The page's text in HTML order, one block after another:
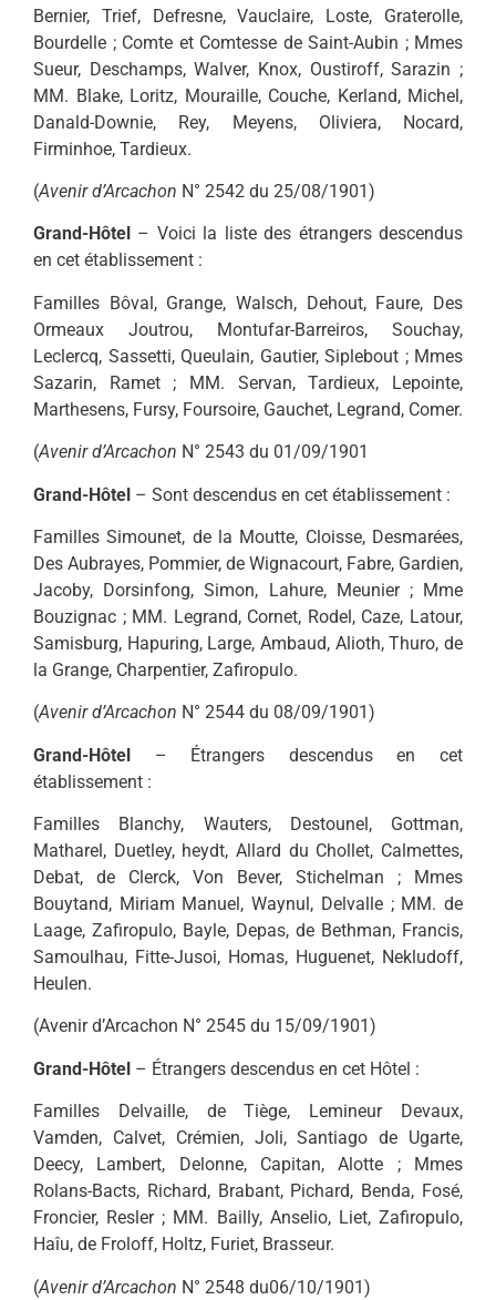
Bernier, Trief, Defresne, Vauclaire, Loste, Graterolle,
Bourdelle ; Comte et Comtesse de Saint-Aubin ; Mmes
Sueur, Deschamps, Walver, Knox, Oustiroff, Sarazin ;
MM. Blake, Loritz, Mouraille, Couche, Kerland, Michel,
Danald-Downie, Rey, Meyens, Oliviera, Nocard,
Firminhoe, Tardieux.
(Avenir d’Arcachon N° 2542 du 25/08/1901)
Grand-Hôtel – Voici la liste des étrangers descendus
en cet établissement :
Familles Bôval, Grange, Walsch, Dehout, Faure, Des
Ormeaux Joutrou, Montufar-Barreiros, Souchay,
Leclercq, Sassetti, Queulain, Gautier, Siplebout ; Mmes
Sazarin, Ramet ; MM. Servan, Tardieux, Lepointe,
Marthesens, Fursy, Foursoire, Gauchet, Legrand, Comer.
(Avenir d’Arcachon N° 2543 du 01/09/1901
Grand-Hôtel – Sont descendus en cet établissement :
Familles Simounet, de la Moutte, Cloisse, Desmarées,
Des Aubrayes, Pommier, de Wignacourt, Fabre, Gardien,
Jacoby, Dorsinfong, Simon, Lahure, Meunier ; Mme
Bouzignac ; MM. Legrand, Cornet, Rodel, Caze, Latour,
Samisburg, Hapuring, Large, Ambaud, Alioth, Thuro, de
la Grange, Charpentier, Zafiropulo.
(Avenir d’Arcachon N° 2544 du 08/09/1901)
Grand-Hôtel – Étrangers descendus en cet
établissement :
Familles Blanchy, Wauters, Destounel, Gottman,
Matharel, Duetley, heydt, Allard du Chollet, Calmettes,
Debat, de Clerck, Von Bever, Stichelman ; Mmes
Bouytand, Miriam Manuel, Waynul, Delvalle ; MM. de
Laage, Zafiropulo, Bayle, Depas, de Bethman, Francis,
Samoulhau, Fitte-Jusoi, Homas, Huguenet, Nekludoff,
Heulen.
(Avenir d’Arcachon N° 2545 du 15/09/1901)
Grand-Hôtel – Étrangers descendus en cet Hôtel :
Familles Delvaille, de Tiège, Lemineur Devaux,
Vamden, Calvet, Crémien, Joli, Santiago de Ugarte,
Deecy, Lambert, Delonne, Capitan, Alotte ; Mmes
Rolans-Bacts, Richard, Brabant, Pichard, Benda, Fosé,
Froncier, Resler ; MM. Bailly, Anselio, Liet, Zafiropulo,
Haîu, de Froloff, Holtz, Furiet, Brasseur.
(Avenir d’Arcachon N° 2548 du06/10/1901)